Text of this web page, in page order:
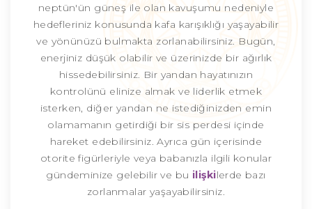
neptün'ün güneş ile olan kavuşumu nedeniyle
hedefleriniz konusunda kafa karışıklığı yaşayabilir
ve yönünüzü bulmakta zorlanabilirsiniz. Bugün,
enerjiniz düşük olabilir ve üzerinizde bir ağırlık
hissedebilirsiniz. Bir yandan hayatınızın
kontrolünü elinize almak ve liderlik etmek
isterken, diğer yandan ne istediğinizden emin
olamamanın getirdiği bir sis perdesi içinde
hareket edebilirsiniz. Ayrıca gün içerisinde
otorite figürleriyle veya babanızla ilgili konular
gündeminize gelebilir ve bu ilişkilerde bazı
zorlanmalar yaşayabilirsiniz.